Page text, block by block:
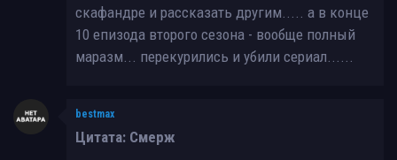
скафандре и рассказать другим..... а в конце
10 епизода второго сезона - вообще полный
маразм... перекурились и убили сериал......
bestmax
Цитата: Смерж